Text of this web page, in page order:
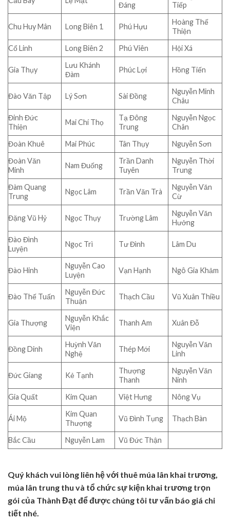
Đáng
Tiếp
Chu Huy Mân Long Biên 1 Phú Hựu
Hoàng Thế
Thiện
Cổ Linh
Long Biên 2 Phú Viên Hội Xá
Gia Thụy
Lưu Khánh
Đàm
Phúc Lợi Hồng Tiến
Đào Văn Tập Lý Sơn Sài Đồng
Nguyễn Minh
Châu
Đinh Đức
Thiện
Mai Chí Thọ
Tạ Đông
Trung
Nguyễn Ngọc
Chân
Đoàn Khuê
Mai Phúc Tân Thụy
Nguyễn Sơn
Đoàn Văn
Minh
Nam Đuống
Trần Danh
Tuyên
Nguyễn Thời
Trung
Đàm Quang
Trung
Ngọc Lâm Trần Văn Trà
Nguyễn Văn
Cừ
Đặng Vũ Hỷ Ngọc Thụy Trường Lâm
Nguyễn Văn
Hưởng
Đào Đình
Luyện
Ngọc Trì Tư Đình Lâm Du
Đào Hinh
Nguyễn Cao
Luyện
Vạn Hạnh Ngô Gia Khảm
Đào Thế Tuấn
Nguyễn Đức
Thuận
Thạch Cầu Vũ Xuân Thiều
Gia Thượng
Nguyễn Khắc
Viện
Thanh Am Xuân Đỗ
Đồng Dinh
Huỳnh Văn
Nghệ
Thép Mới
Nguyễn Văn
Linh
Đức Giang Kẻ Tạnh
Thượng
Thanh
Nguyễn Văn
Ninh
Gia Quất
Kim Quan Việt Hưng Nông Vụ
Ái Mộ
Kim Quan
Thượng
Vũ Đình Tụng Thạch Bàn
Bắc Cầu Nguyễn Lam Vũ Đức Thận
Quý khách vui lòng liên hệ với thuê múa lân khai trương,
múa lân trung thu và tổ chức sự kiện khai trương trọn
gói của Thành Đạt để được chúng tôi tư vấn báo giá chi
tiết nhé.